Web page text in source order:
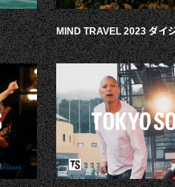
MIND TRAVEL 2023 ダイ